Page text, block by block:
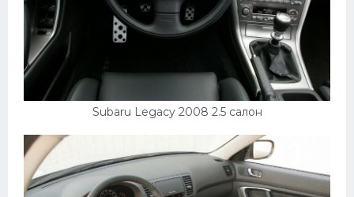
Subaru Legacy 2008 2.5 салон